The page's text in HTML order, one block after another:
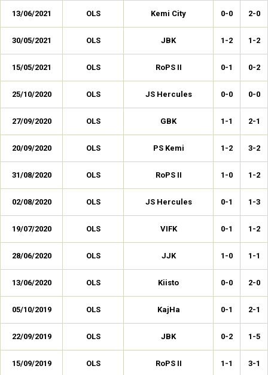
13/06/2021 OLS Kemi City 0-0 2-0
30/05/2021 OLS JBK 1-2 1-2
15/05/2021 OLS RoPS II 0-1 0-2
25/10/2020 OLS JS Hercules 0-0 0-0
27/09/2020 OLS GBK 1-1 2-1
20/09/2020 OLS PS Kemi 1-2 3-2
31/08/2020 OLS RoPS II 1-0 1-2
02/08/2020 OLS JS Hercules 0-1 1-3
19/07/2020 OLS VIFK 0-1 1-2
28/06/2020 OLS JJK 1-0 1-1
13/06/2020 OLS Kiisto 0-0 2-0
05/10/2019 OLS KajHa 0-1 2-1
22/09/2019 OLS JBK 0-2 1-5
15/09/2019 OLS RoPS II 1-1 3-1